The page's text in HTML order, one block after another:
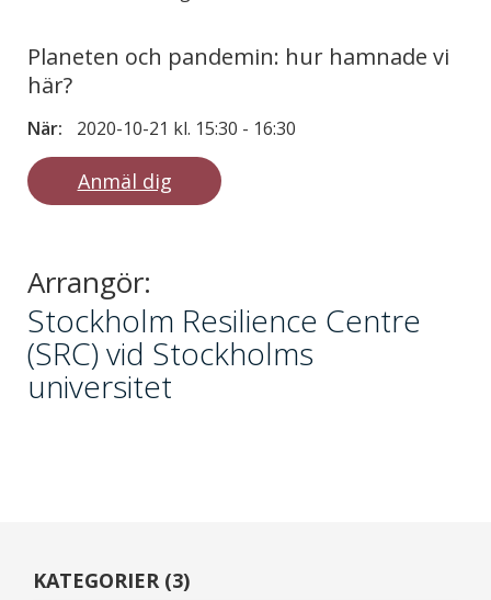
Planeten och pandemin: hur hamnade vi
här?
När: 2020-10-21 kl. 15:30 - 16:30
Anmäl dig
Arrangör:
Stockholm Resilience Centre
(SRC) vid Stockholms
universitet
KATEGORIER (3)